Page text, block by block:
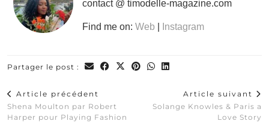
contact @ timodelle-magazine.com
Find me on: Web Instagram
Partager le post :
Article précédent
Shena Moulton par Robert
Harper pour Playing Fashion
Article suivant
Solange Knowles & Paris a
Love Story